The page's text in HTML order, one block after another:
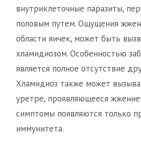
внутриклеточные паразиты,
половым путем. Ощущения
области яичек, может быть
хламидиозом. Особенностью
является полное отсутствие
Хламидиоз также может
уретре, проявляющееся
симптомы появляются только
иммунитета.